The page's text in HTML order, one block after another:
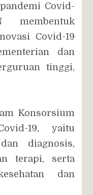
Covid-
membentuk
Covid-19
dan
tinggi,
Konsorsium
19, yaitu
diagnosis,
terapi, serta
dan